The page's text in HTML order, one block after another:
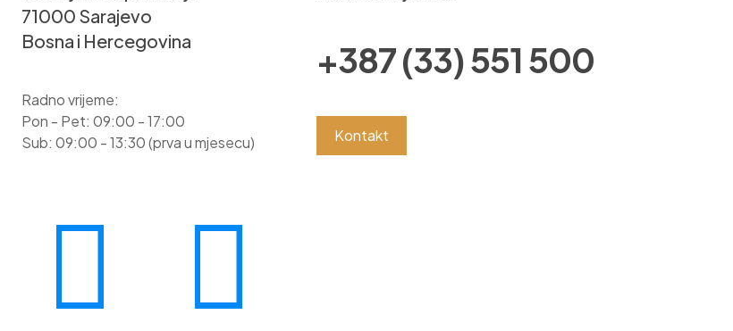
71000 Sarajevo
Bosna i Hercegovina
Radno vrijeme:
Pon - Pet: 09:00 - 17:00
Sub: 09:00 - 13:30 (prva u mjesecu)
+387 (33) 551 500
Kontakt